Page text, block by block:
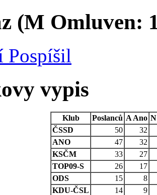
(M Omluven:
Pospíšil
vypis
Klub Poslanců A Ano N
ČSSD
50
32
ANO
47
32
KSČM
33
27
TOP09-S
26
17
ODS
15
8
KDU-ČSL
14
9